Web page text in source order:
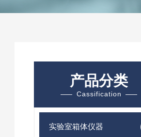
产品分类
Cassification
实验室箱体仪器